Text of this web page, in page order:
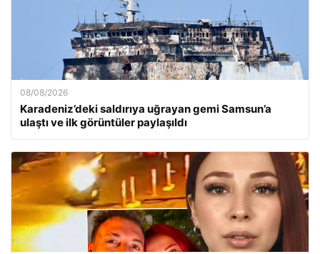
08/08/2026
Karadeniz’deki saldırıya uğrayan gemi Samsun’a
ulaştı ve ilk görüntüler paylaşıldı